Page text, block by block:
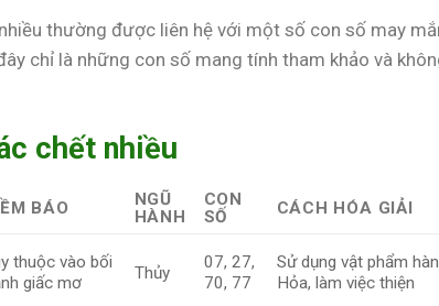
thường được liên hệ với một số con số may
chỉ là những con số mang tính tham khảo và
chết nhiều
BÁO
NGŨ
HÀNH
CON
SỐ
CÁCH HÓA GIẢI
thuộc vào bối
giấc mơ
Thủy
07, 27,
70, 77
Sử dụng vật phẩm
Hỏa, làm việc thiện